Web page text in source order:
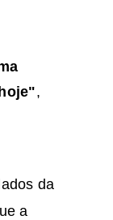
,
da
a